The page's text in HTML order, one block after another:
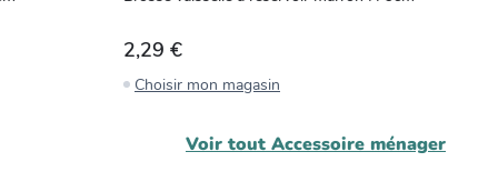
2,29 €
Choisir mon magasin
Voir tout Accessoire ménager